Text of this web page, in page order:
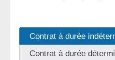
Contrat à durée
Contrat à durée